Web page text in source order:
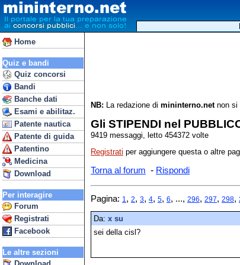
Home
Quiz e bandi
Quiz concorsi
Bandi
Banche dati
Esami e abilitaz.
Patente nautica
Patente di guida
Patentino
Medicina
Download
Per interagire
Forum
Registrati
Facebook
Le altre sezioni
NB: La redazione di mininterno.netnon si
Gli STIPENDI nel
9419 messaggi, letto 454372 volte
Registrati per aggiungere questa o altre
Torna al forum - Rispondi
Pagina: 1, 2, 3, 4, 5, 6, ..., 296, 297, 298,
Da: x su
sei della cisl?